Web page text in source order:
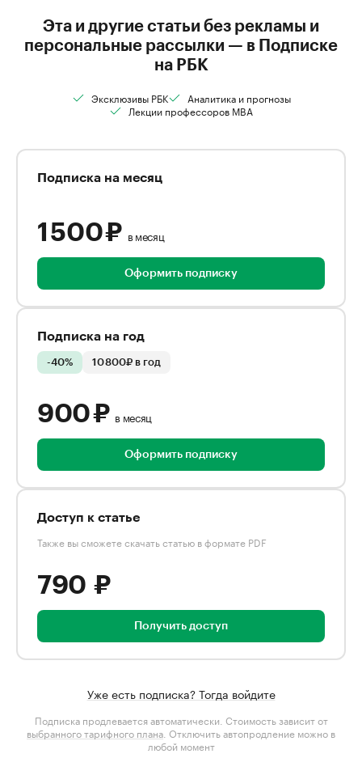
Эта и другие статьи без рекламы и
персональные рассылки — в Подписке
на РБК
Эксклюзивы РБК
Аналитика и прогнозы
Лекции профессоров MBA
Подписка на месяц
1 500 ₽ в месяц
Оформить подписку
Подписка на год
-40% 10 800₽ в год
900 ₽ в месяц
Оформить подписку
Доступ к статье
Также вы сможете скачать статью в формате PDF
790 ₽
Получить доступ
Уже есть подписка? Тогда войдите
Подписка продлевается автоматически. Стоимость зависит от
выбранного тарифного плана . Отключить автопродление можно в
любой момент